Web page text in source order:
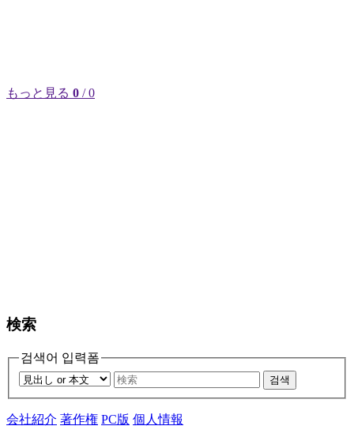
もっと見る 0 / 0
検索
검색어 입력폼
검색
会社紹介 著作権 PC版 個人情報